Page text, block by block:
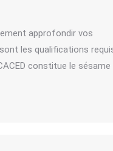
approfondir vos
les qualifications
constitue le sésame